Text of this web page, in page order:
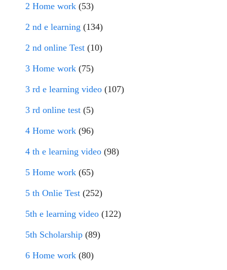
2 Home work (53)
2 nd e learning (134)
2 nd online Test (10)
3 Home work (75)
3 rd e learning video (107)
3 rd online test (5)
4 Home work (96)
4 th e learning video (98)
5 Home work (65)
5 th Onlie Test (252)
5th e learning video (122)
5th Scholarship (89)
6 Home work (80)